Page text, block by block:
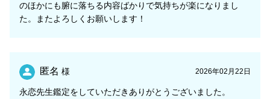
のほかにも腑に落ちる内容ばかりで気持ちが楽になりまし
た。またよろしくお願いします！
匿名 様 2026年02月22日
永恋先生鑑定をしていただきありがとうございました。